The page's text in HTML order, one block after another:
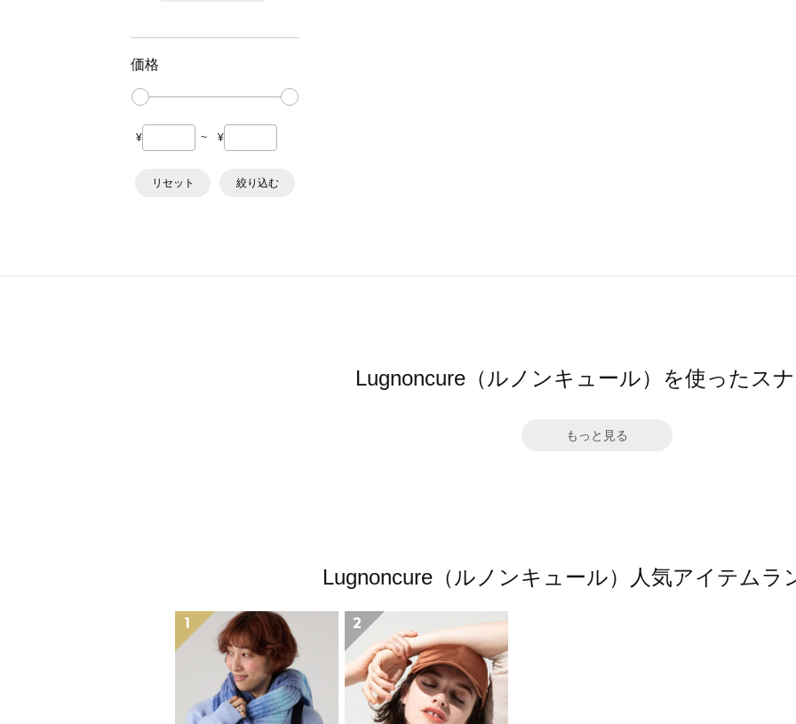
価格
¥ ~ ¥
リセット 絞り込む
Lugnoncure（ルノンキュール）を使ったス
もっと見る
Lugnoncure（ルノンキュール）人気アイテムラ
1 2